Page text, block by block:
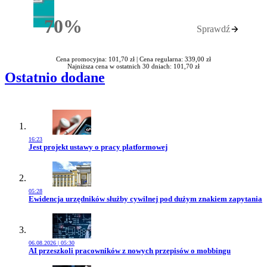
70%Rabatu Sprawdź
Cena promocyjna: 101,70 zł | Cena regularna: 339,00 zł
Najniższa cena w ostatnich 30 dniach: 101,70 zł
Ostatnio dodane
16:23
Przejdź do artykułu:
Jest projekt ustawy o pracy platformowej
05:28
Przejdź do artykułu:
Ewidencja urzędników służby cywilnej pod dużym znakiem zapytania
06.08.2026 | 05:30
Przejdź do artykułu:
AI przeszkoli pracowników z nowych przepisów o mobbingu